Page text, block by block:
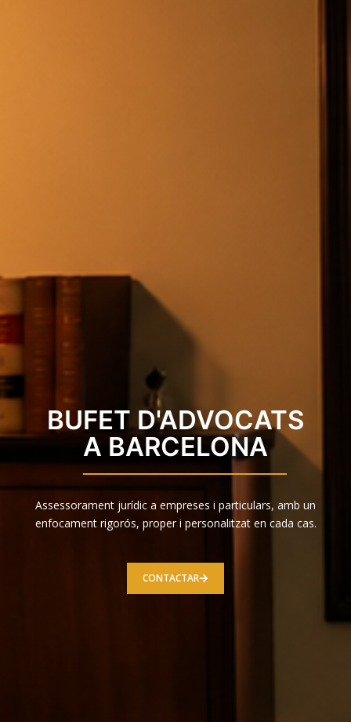
BUFET D'ADVOCATS
A BARCELONA
Assessorament jurídic a empreses i particulars, amb un
enfocament rigorós, proper i personalitzat en cada cas.
CONTACTAR